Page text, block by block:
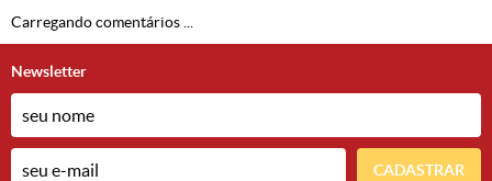
Carregando comentários ...
Newsletter
CADASTRAR